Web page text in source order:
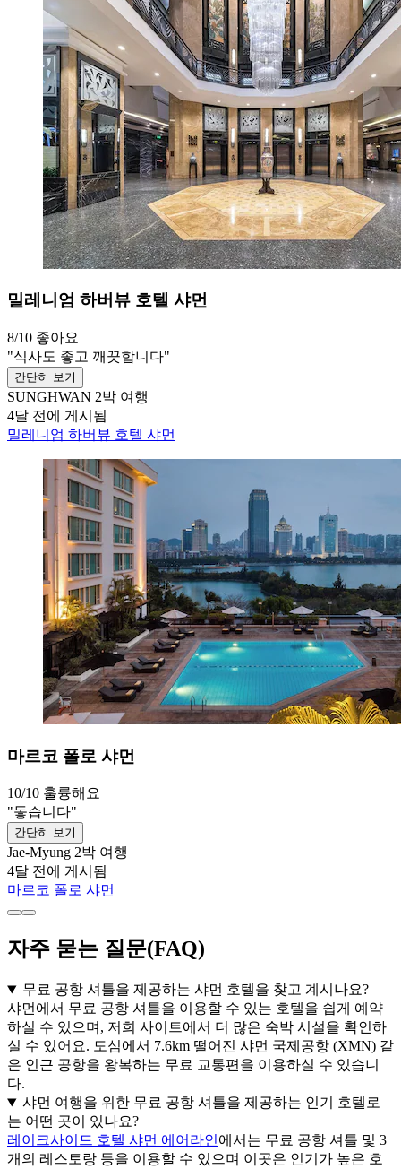
밀레니엄 하버뷰 호텔 샤먼
8/10 좋아요
"식사도 좋고 깨끗합니다"
간단히 보기
SUNGHWAN 2박 여행
4달 전에 게시됨
밀레니엄 하버뷰 호텔 샤먼
마르코 폴로 샤먼
10/10 훌륭해요
"돟습니다"
간단히 보기
Jae-Myung 2박 여행
4달 전에 게시됨
마르코 폴로 샤먼
자주 묻는 질문(FAQ)
무료 공항 셔틀을 제공하는 샤먼 호텔을 찾고 계시나요?
샤먼에서 무료 공항 셔틀을 이용할 수 있는 호텔을 쉽게 예약
하실 수 있으며, 저희 사이트에서 더 많은 숙박 시설을 확인하
실 수 있어요. 도심에서 7.6km 떨어진 샤먼 국제공항 (XMN) 같
은 인근 공항을 왕복하는 무료 교통편을 이용하실 수 있습니
다.
샤먼 여행을 위한 무료 공항 셔틀을 제공하는 인기 호텔로
는 어떤 곳이 있나요?
레이크사이드 호텔 샤먼 에어라인에서는 무료 공항 셔틀 및 3
개의 레스토랑 등을 이용할 수 있으며 이곳은 인기가 높은 호